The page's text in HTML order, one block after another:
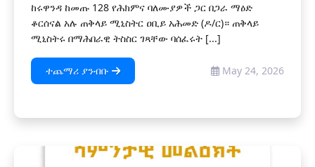
ከሩዋንዳ ከመጡ 128 የሕክምና ባለሙያዎች ጋር በጋራ ማዕድ
ቆርሰናል አሉ ጠቅላይ ሚኒስትር ዐቢይ አሕመድ (ዶ/ር)። ጠቅላይ
ሚኒስትሩ በማሕበራዊ ትስስር ገጻቸው ባሰፈሩት [...]
ተጨማሪ ያንብቡ May 24, 2026